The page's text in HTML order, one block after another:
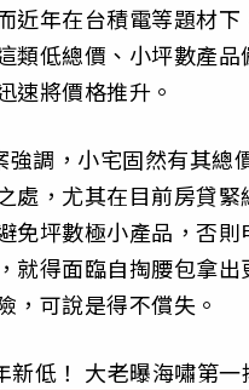
近年在台積電等題材下
類低總價、小坪數產品
速將價格推升。
調，小宅固然有其總
處，尤其在目前房貸緊
免坪數極小產品，否則
就得面臨自掏腰包拿出
，可說是得不償失。
新低！ 大老曝海嘯第一